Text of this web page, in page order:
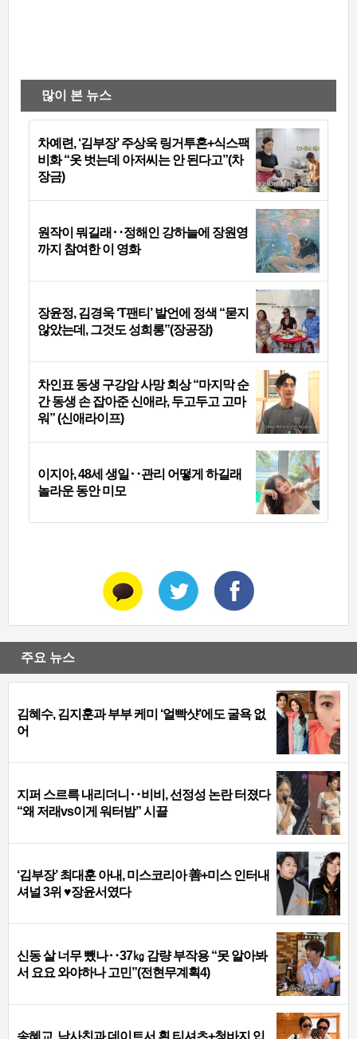
많이 본 뉴스
차예련, ‘김부장’ 주상욱 링거투혼+식스팩
비화 “옷 벗는데 아저씨는 안 된다고”(차
장금)
원작이 뭐길래‥정해인 강하늘에 장원영
까지 참여한 이 영화
장윤정, 김경욱 ‘T팬티’ 발언에 정색 “묻지
않았는데, 그것도 성희롱”(장공장)
차인표 동생 구강암 사망 회상 “마지막 순
간 동생 손 잡아준 신애라, 두고두고 고마
워” (신애라이프)
이지아, 48세 생일‥관리 어떻게 하길래
놀라운 동안 미모
주요 뉴스
김혜수, 김지훈과 부부 케미 ‘얼빡샷’에도 굴욕 없
어
지퍼 스르륵 내리더니‥비비, 선정성 논란 터졌다
“왜 저래vs이게 워터밤” 시끌
‘김부장’ 최대훈 아내, 미스코리아 善+미스 인터내
셔널 3위 ♥장윤서였다
신동 살 너무 뺐나‥37㎏ 감량 부작용 “못 알아봐
서 요요 와야하나 고민”(전현무계획4)
송혜교, 남사친과 데이트서 흰 티셔츠+청바지 입